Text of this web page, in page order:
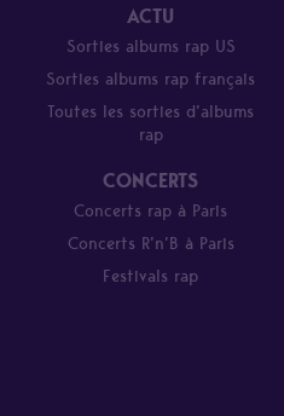
ACTU
Sorties albums rap US
Sorties albums rap français
Toutes les sorties d’albums
rap
CONCERTS
Concerts rap à Paris
Concerts R’n’B à Paris
Festivals rap